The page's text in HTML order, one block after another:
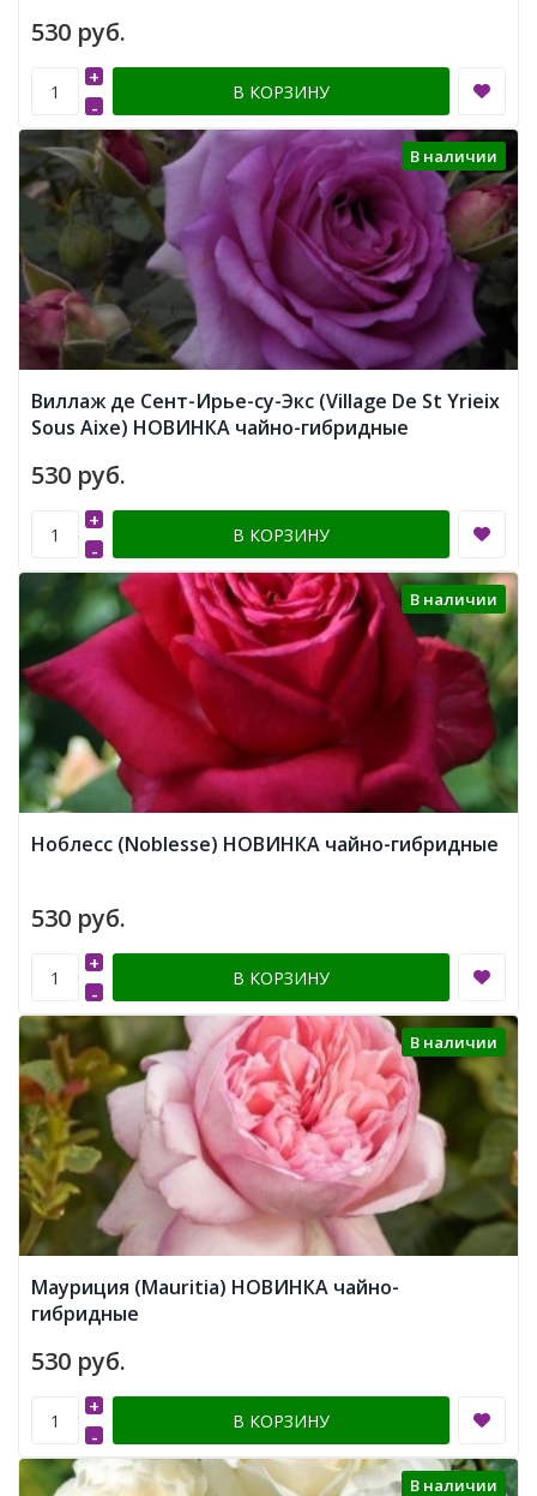
530 руб.
-
+
В КОРЗИНУ
В наличии
Виллаж де Сент-Ирье-су-Экс (Village De St Yrieix
Sous Aixe) НОВИНКА чайно-гибридные
530 руб.
-
+
В КОРЗИНУ
В наличии
Ноблесс (Noblesse) НОВИНКА чайно-гибридные
530 руб.
-
+
В КОРЗИНУ
В наличии
Мауриция (Mauritia) НОВИНКА чайно-
гибридные
530 руб.
-
+
В КОРЗИНУ
В наличии